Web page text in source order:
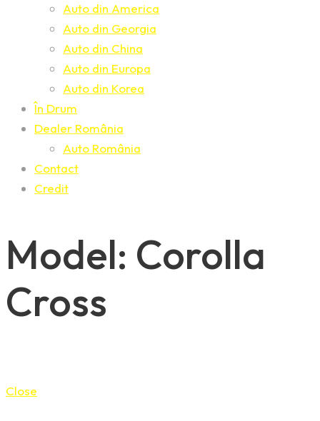
Auto din America
Auto din Georgia
Auto din China
Auto din Europa
Auto din Korea
În Drum
Dealer România
Auto România
Contact
Credit
Model: Corolla
Cross
Close